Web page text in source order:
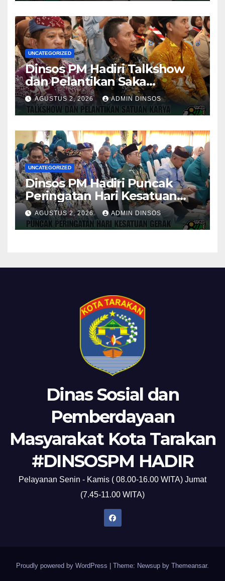
UNCATEGORIZED
Dinsos PM Hadiri Talkshow
dan Pelantikan Saka
Pramuka Anti Narkotika Kota
Tarakan
AGUSTUS 2, 2026 ADMIN DINSOS
UNCATEGORIZED
Dinsos PM Hadiri Puncak
Peringatan Hari Kesatuan
Gerak PKK ke-54 Tingkat
Kota Tarakan
AGUSTUS 2, 2026 ADMIN DINSOS
Dinas Sosial dan
Pemberdayaan
Masyarakat Kota Tarakan
#DINSOSPM HADIR
Pelayanan Senin - Kamis ( 08.00-16.00 WITA) Jumat
(7.45-11.00 WITA)
Proudly powered by WordPress Theme: Newsup by Themeansar.